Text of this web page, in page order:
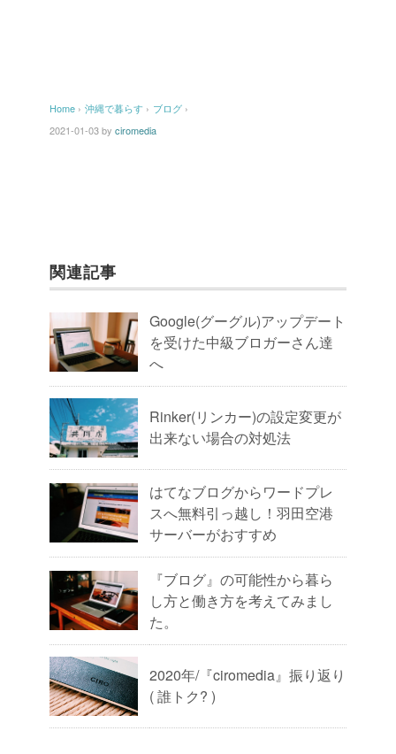
Home › 沖縄で暮らす › ブログ ›
2021-01-03by ciromedia
関連記事
Google(グーグル)アップデート
を受けた中級ブロガーさん達
へ
Rinker(リンカー)の設定変更が
出来ない場合の対処法
はてなブログからワードプレ
スへ無料引っ越し！羽田空港
サーバーがおすすめ
『ブログ』の可能性から暮ら
し方と働き方を考えてみまし
た。
2020年/『ciromedia』振り返り
( 誰トク? )